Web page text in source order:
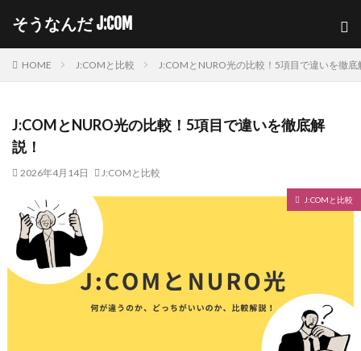
そうなんだ J:COM
HOME J:COMと比較 J:COMとNURO光の比較！5項目で違いを徹底
J:COMとNURO光の比較！5項目で違いを徹底解
説！
2026年4月14日 J:COMと比較
J:COMと比較